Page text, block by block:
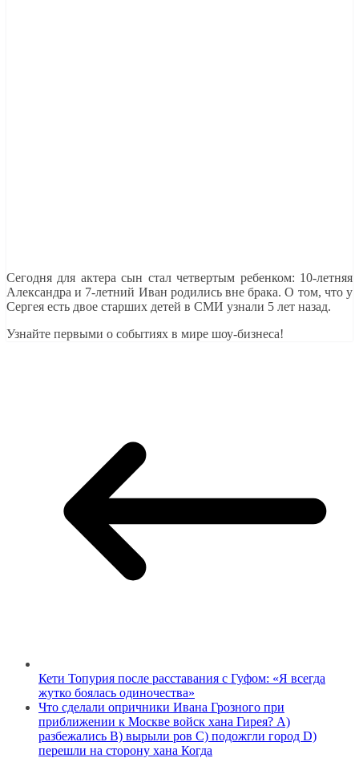
Сегодня для актера сын стал четвертым ребенком: 10-летняя
Александра и 7-летний Иван родились вне брака. О том, что у
Сергея есть двое старших детей в СМИ узнали 5 лет назад.
Узнайте первыми о событиях в мире шоу-бизнеса!
Кети Топурия после расставания с Гуфом: «Я всегда
жутко боялась одиночества»
Что сделали опричники Ивана Грозного при
приближении к Москве войск хана Гирея? А)
разбежались В) вырыли ров С) подожгли город D)
перешли на сторону хана Когда